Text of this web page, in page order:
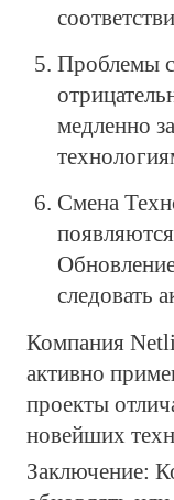
Проблемы с
медленно
Смена
следовать
Компания
активно
проекты
новейших
Заключение: